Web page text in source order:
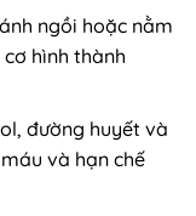
ngồi hoặc nằm
hình thành
đường huyết và
và hạn chế